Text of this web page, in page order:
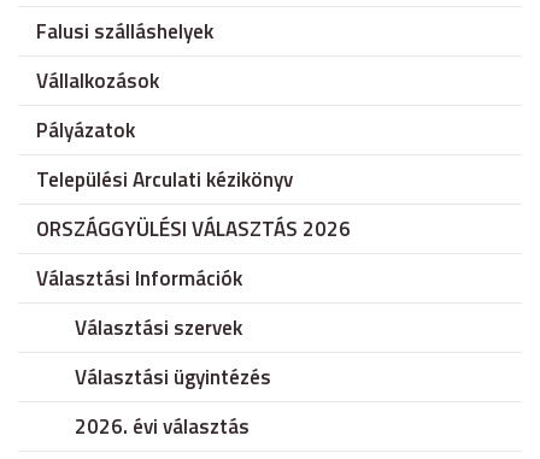
Falusi szálláshelyek
Vállalkozások
Pályázatok
Települési Arculati kézikönyv
ORSZÁGGYÜLÉSI VÁLASZTÁS 2026
Választási Információk
Választási szervek
Választási ügyintézés
2026. évi választás